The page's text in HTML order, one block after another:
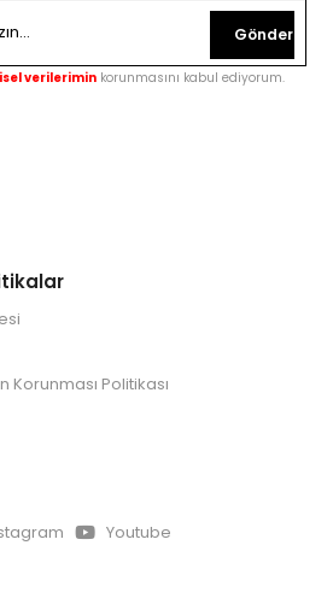
Gönder
verilerimin korunmasını kabul ediyorum.
Korunması Politikası
Youtube